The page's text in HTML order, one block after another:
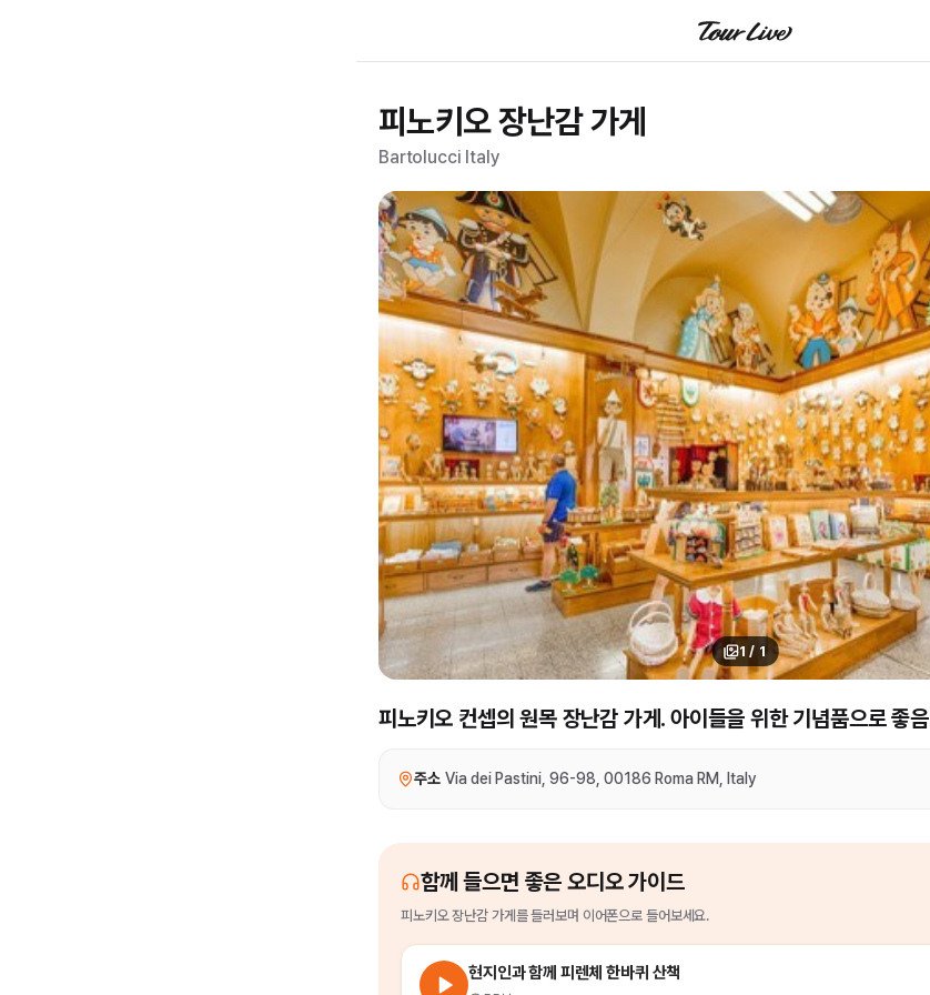
피노키오 장난감 가게
Bartolucci Italy
1 / 1
피노키오 컨셉의 원목 장난감 가게. 아이들을 위한 기념품으로 좋음
주소 Via dei Pastini, 96-98, 00186 Roma RM, Italy
함께 들으면 좋은 오디오 가이드
피노키오 장난감 가게 를들러보며 이어폰으로 들어보세요.
현지인과 함께 피렌체 한바퀴 산책